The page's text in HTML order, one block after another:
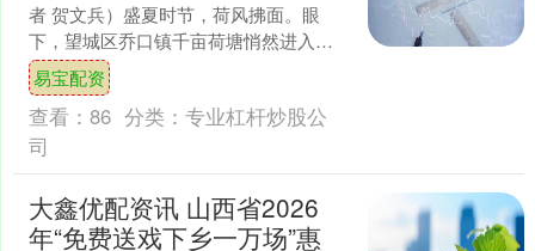
者 贺文兵）盛夏时节，荷风拂面。眼
下，望城区乔口镇千亩荷塘悄然进入最
佳观赏期，连片碧荷摇曳生姿，清雅荷
香漫溢乡野，勾勒出治愈....
易宝配资
查看： 86 分类： 专业杠杆炒股公
司
大鑫优配资讯 山西省2026
年“免费送戏下乡一万场”惠